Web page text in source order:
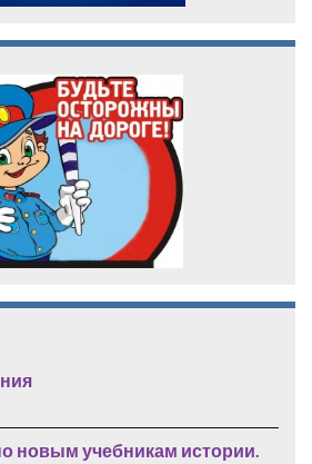
новым учебникам истории.